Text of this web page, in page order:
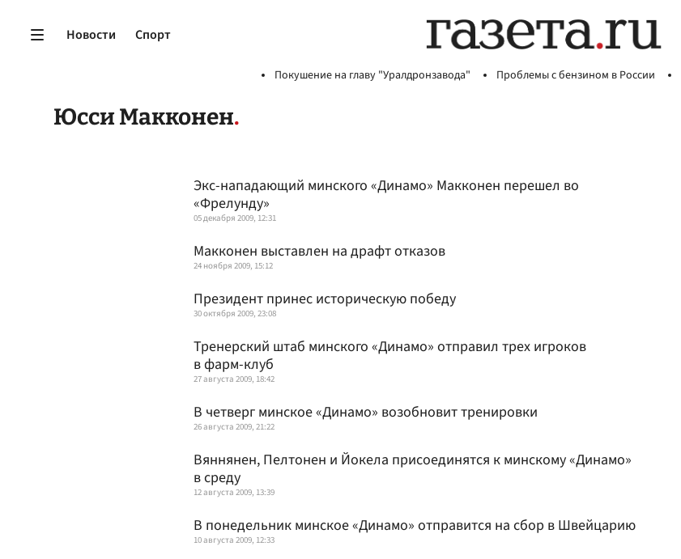
Новости Спорт
Покушение на главу "Уралдронзавода" Проблемы с бензином в России
Юсси Макконен
Экс-нападающий минского «Динамо» Макконен перешел во
«Фрелунду»
05 декабря 2009, 12:31
Макконен выставлен на драфт отказов
24 ноября 2009, 15:12
Президент принес историческую победу
30 октября 2009, 23:08
Тренерский штаб минского «Динамо» отправил трех игроков
в фарм-клуб
27 августа 2009, 18:42
В четверг минское «Динамо» возобновит тренировки
26 августа 2009, 21:22
Вяннянен, Пелтонен и Йокела присоединятся к минскому «Динамо»
в среду
12 августа 2009, 13:39
В понедельник минское «Динамо» отправится на сбор в Швейцарию
10 августа 2009, 12:33